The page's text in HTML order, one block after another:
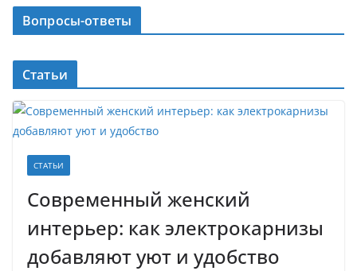
Вопросы-ответы
Статьи
СТАТЬИ
Современный женский
интерьер: как электрокарнизы
добавляют уют и удобство